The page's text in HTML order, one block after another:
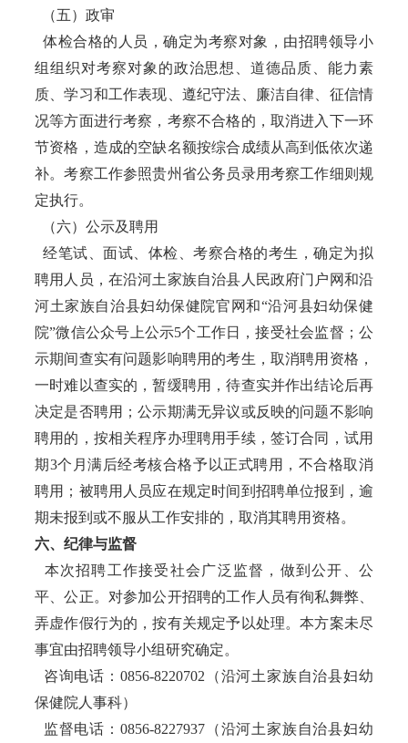
（五）政审
体检合格的人员，确定为考察对象，由招聘领导小
组组织对考察对象的政治思想、道德品质、能力素
质、学习和工作表现、遵纪守法、廉洁自律、征信情
况等方面进行考察，考察不合格的，取消进入下一环
节资格，造成的空缺名额按综合成绩从高到低依次递
补。考察工作参照贵州省公务员录用考察工作细则规
定执行。
（六）公示及聘用
经笔试、面试、体检、考察合格的考生，确定为拟
聘用人员，在沿河土家族自治县人民政府门户网和沿
河土家族自治县妇幼保健院官网和“沿河县妇幼保健
院”微信公众号上公示5个工作日，接受社会监督；公
示期间查实有问题影响聘用的考生，取消聘用资格，
一时难以查实的，暂缓聘用，待查实并作出结论后再
决定是否聘用；公示期满无异议或反映的问题不影响
聘用的，按相关程序办理聘用手续，签订合同，试用
期3个月满后经考核合格予以正式聘用，不合格取消
聘用；被聘用人员应在规定时间到招聘单位报到，逾
期未报到或不服从工作安排的，取消其聘用资格。
六、纪律与监督
本次招聘工作接受社会广泛监督，做到公开、公
平、公正。对参加公开招聘的工作人员有徇私舞弊、
弄虚作假行为的，按有关规定予以处理。本方案未尽
事宜由招聘领导小组研究确定。
咨询电话：0856-8220702（沿河土家族自治县妇幼
保健院人事科）
监督电话：0856-8227937（沿河土家族自治县妇幼